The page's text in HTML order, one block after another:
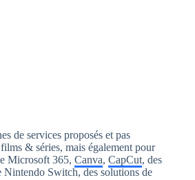
de services proposés et pas
& séries, mais également pour
Microsoft 365, Canva, CapCut, des
Nintendo Switch, des solutions de